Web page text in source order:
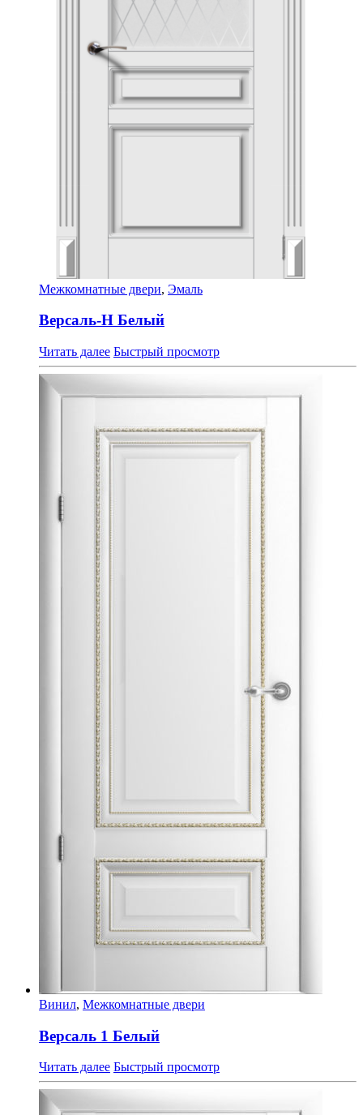
Межкомнатные двери, Эмаль
Версаль-Н Белый
Читать далее Быстрый просмотр
Винил, Межкомнатные двери
Версаль 1 Белый
Читать далее Быстрый просмотр